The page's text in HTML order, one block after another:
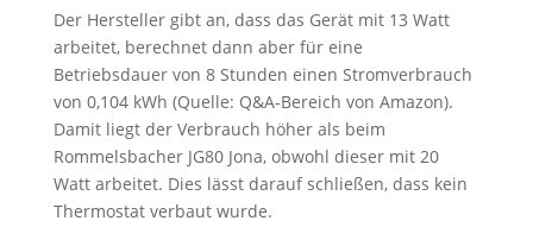
Der Hersteller gibt an, dass das Gerät mit 13 Watt
arbeitet, berechnet dann aber für eine
Betriebsdauer von 8 Stunden einen Stromverbrauch
von 0,104 kWh (Quelle: Q&A-Bereich von Amazon).
Damit liegt der Verbrauch höher als beim
Rommelsbacher JG80 Jona, obwohl dieser mit 20
Watt arbeitet. Dies lässt darauf schließen, dass kein
Thermostat verbaut wurde.